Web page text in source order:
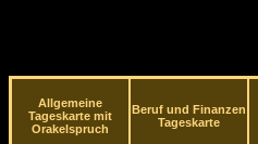
Allgemeine
Tageskarte mit
Orakelspruch
Beruf und Finanzen
Tageskarte